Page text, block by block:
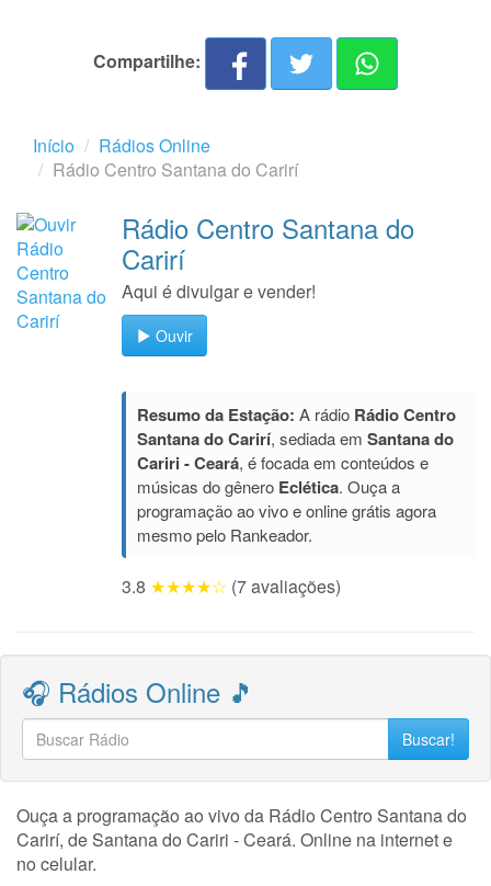
Compartilhe:
Início
Rádios Online
Rádio Centro Santana do Carirí
Rádio Centro Santana do
Carirí
Aqui é divulgar e vender!
Ouvir
Resumo da Estação: A rádio Rádio Centro
Santana do Carirí, sediada em Santana do
Cariri - Ceará, é focada em conteúdos e
músicas do gênero Eclética. Ouça a
programação ao vivo e online grátis agora
mesmo pelo Rankeador.
3.8 ★★★★☆ (7 avaliações)
🎧 Rádios Online 🎵
Buscar!
Ouça a programação ao vivo da Rádio Centro Santana do
Carirí, de Santana do Cariri - Ceará. Online na internet e
no celular.